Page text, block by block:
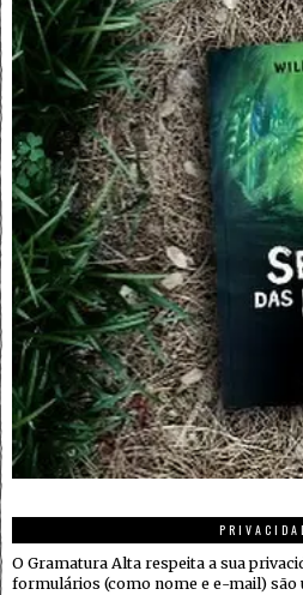
O Gramatura Alta respeita a sua
formulários (como nome e e-mail) são